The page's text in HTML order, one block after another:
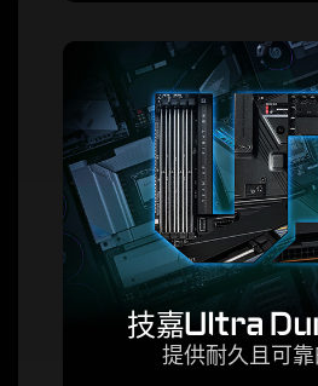
技嘉Ultra
提供耐久且可